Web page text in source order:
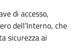
di accesso,
dell’Interno, che
sicurezza ai